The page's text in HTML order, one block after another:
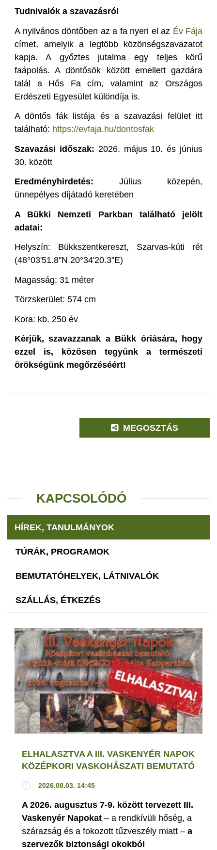
Tudnivalók a szavazásról
A nyilvános döntőben az a fa nyeri el az Év Fája
címet, amelyik a legtöbb közönségszavazatot
kapja. A győztes jutalma egy teljes körű
faápolás. A döntősök között emellett gazdára
talál a Hős Fa cím, valamint az Országos
Erdészeti Egyesület különdíja is.
A döntős fák listája és a szavazási felület itt
található: https://evfaja.hu/dontosfak
Szavazási időszak: 2026. május 10. és június
30. között
Eredményhirdetés: Július közepén,
ünnepélyes díjátadó keretében
A Bükki Nemzeti Parkban található jelölt
adatai:
Helyszín: Bükkszentkereszt, Szarvas-kúti rét
(48°03'51.8"N 20°34'20.3"E)
Magasság: 31 méter
Törzskerület: 574 cm
Kora: kb. 250 év
Kérjük, szavazzanak a Bükk óriására, hogy
ezzel is, közösen tegyünk a természeti
örökségünk megőrzéséért!
MEGOSZTÁS
KAPCSOLÓDÓ
HÍREK, TANULMÁNYOK
TÚRÁK, PROGRAMOK
BEMUTATÓHELYEK, LÁTNIVALÓK
SZÁLLÁS, ÉTKEZÉS
ELHALASZTVA A III. VASKENYÉR NAPOK
KÖZÉPKORI VASKOHÁSZATI BEMUTATÓ
2026.08.03. 14:45
A 2026. augusztus 7-9. között tervezett III.
Vaskenyér Napokat – a rendkívüli hőség, a
szárazság és a fokozott tűzveszély miatt – a
szervezők biztonsági okokból